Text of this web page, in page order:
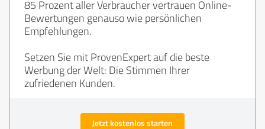
85 Prozent aller Verbraucher vertrauen Online-
Bewertungen genauso wie persönlichen
Empfehlungen.
Setzen Sie mit ProvenExpert auf die beste
Werbung der Welt: Die Stimmen Ihrer
zufriedenen Kunden.
Jetzt kostenlos starten